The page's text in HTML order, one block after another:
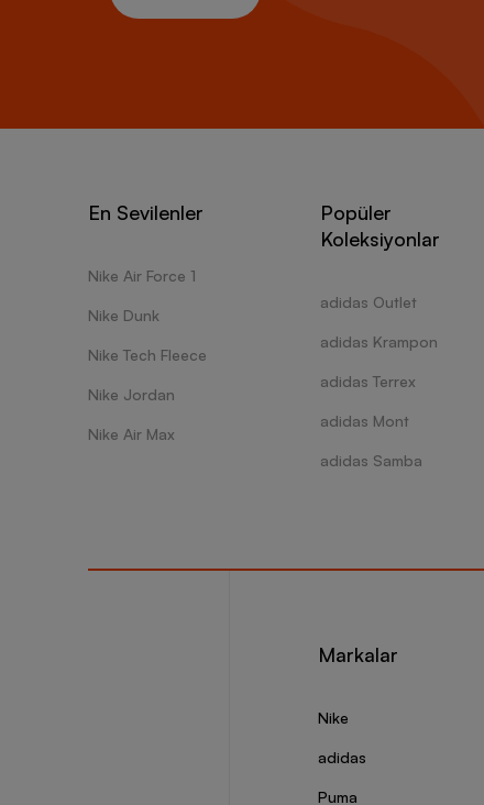
En Sevilenler
Nike Air Force 1
Nike Dunk
Nike Tech Fleece
Nike Jordan
Nike Air Max
Popüler
Koleksiyonlar
adidas Outlet
adidas Krampon
adidas Terrex
adidas Mont
adidas Samba
Markalar
Nike
adidas
Puma